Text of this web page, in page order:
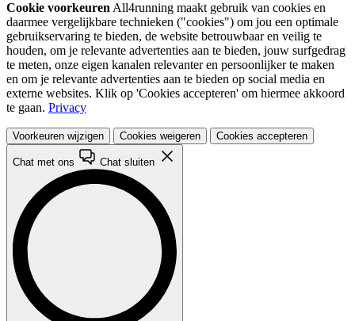
Cookie voorkeuren All4running maakt gebruik van cookies en
daarmee vergelijkbare technieken ("cookies") om jou een optimale
gebruikservaring te bieden, de website betrouwbaar en veilig te
houden, om je relevante advertenties aan te bieden, jouw surfgedrag
te meten, onze eigen kanalen relevanter en persoonlijker te maken
en om je relevante advertenties aan te bieden op social media en
externe websites. Klik op 'Cookies accepteren' om hiermee akkoord
te gaan. Privacy
Voorkeuren wijzigen Cookies weigeren Cookies accepteren
Chat met ons Chat sluiten